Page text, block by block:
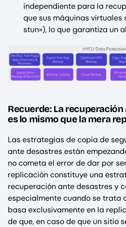
independiente para la
que sus máquinas virtuales
stun»), lo que garantiza un
Recuerde: La
es lo mismo que la mera
Las estrategias de copia de
ante desastres están
no cometa el error de dar por
replicación constituye una
recuperación ante desastres y
especialmente cuando se trata
basa exclusivamente en la
de que, en caso de que un sitio